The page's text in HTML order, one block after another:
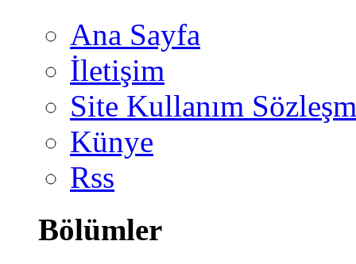
Ana Sayfa
İletişim
Site Kullanım
Künye
Rss
Bölümler